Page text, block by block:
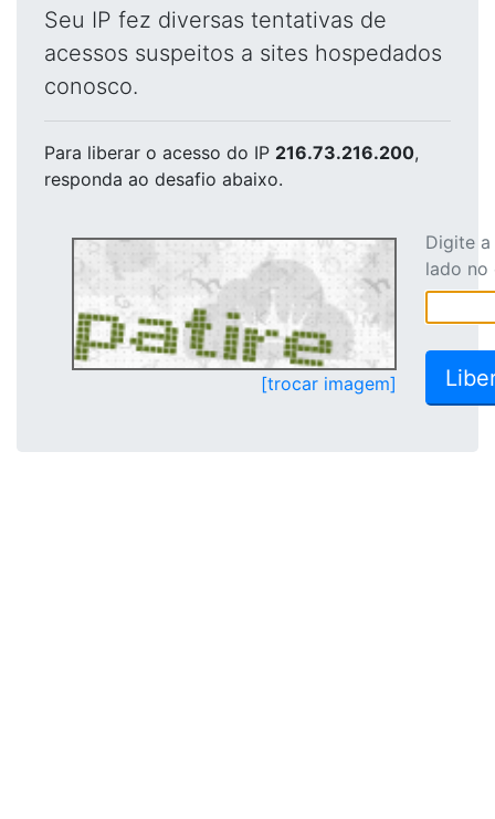
Seu IP fez diversas tentativas de
acessos suspeitos a sites hospedados
conosco.
Para liberar o acesso do IP 216.73.216.200,
responda ao desafio abaixo.
[trocar imagem]
Digite
lado no